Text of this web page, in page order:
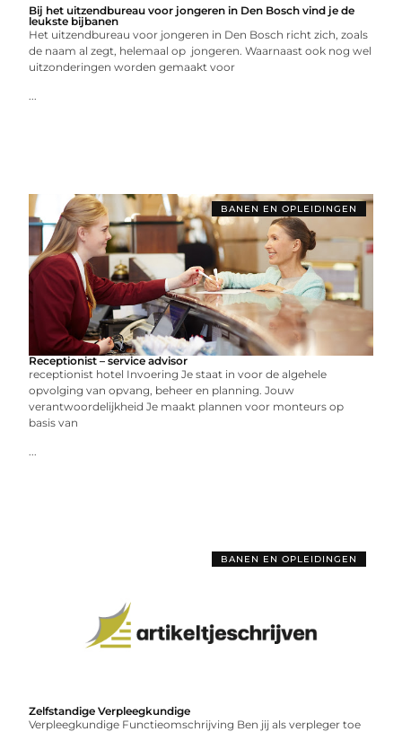
Bij het uitzendbureau voor jongeren in Den Bosch vind je de
leukste bijbanen
Het uitzendbureau voor jongeren in Den Bosch richt zich, zoals
de naam al zegt, helemaal op jongeren. Waarnaast ook nog wel
uitzonderingen worden gemaakt voor
...
BANEN EN OPLEIDINGEN
Receptionist – service advisor
receptionist hotel Invoering Je staat in voor de algehele
opvolging van opvang, beheer en planning. Jouw
verantwoordelijkheid Je maakt plannen voor monteurs op
basis van
...
BANEN EN OPLEIDINGEN
Zelfstandige Verpleegkundige
Verpleegkundige Functieomschrijving Ben jij als verpleger toe